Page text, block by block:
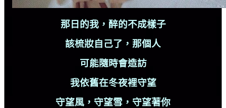
那日的我，醉的不成樣子
該梳妝自己了，那個人
可能隨時會造訪
我依舊在冬夜裡守望
守望風，守望雪，守望著你